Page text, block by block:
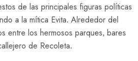
de las principales figuras políticas
a la mítica Evita. Alrededor del
entre los hermosos parques, bares
de Recoleta.